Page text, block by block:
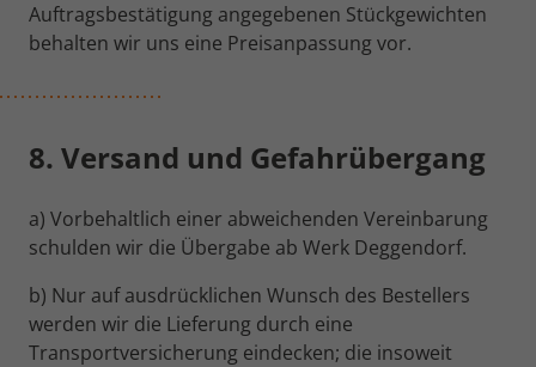
Auftragsbestätigung angegebenen Stückgewichten
behalten wir uns eine Preisanpassung vor.
8. Versand und Gefahrübergang
a) Vorbehaltlich einer abweichenden Vereinbarung
schulden wir die Übergabe ab Werk Deggendorf.
b) Nur auf ausdrücklichen Wunsch des Bestellers
werden wir die Lieferung durch eine
Transportversicherung eindecken; die insoweit